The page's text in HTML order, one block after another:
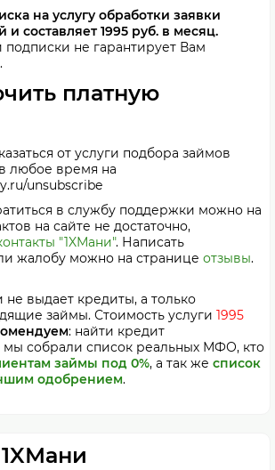
на услугу обработки заявки
и составляет1995 руб. в месяц​.
не гарантирует Вам
платную
от услуги подбора займов
любое время на
unsubscribe
в службу поддержки можно на
на сайте не достаточно,
"1XМани". Написать
жалобу можно на странице отзывы.
не выдает кредиты, а только
займы. Стоимость услуги 1995
: найти кредит
мы собрали список реальных МФО, кто
займы под 0%, а так же список
одобрением.